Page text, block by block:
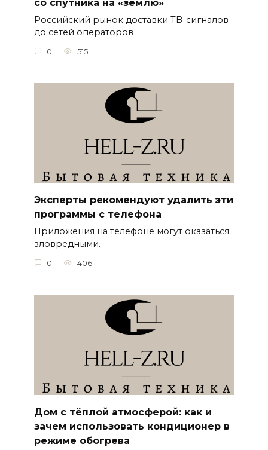
со спутника на «землю»
Российский рынок доставки ТВ-сигналов
до сетей операторов
0 515
Эксперты рекомендуют удалить эти
программы с телефона
Приложения на телефоне могут оказаться
зловредными.
0 406
Дом с тёплой атмосферой: как и
зачем использовать кондиционер в
режиме обогрева